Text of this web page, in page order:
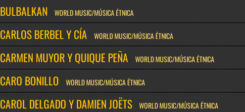
BULBALKAN WORLD MUSIC/MÚSICA ÉTNICA
CARLOS BERBEL Y CÍA WORLD MUSIC/MÚSICA ÉTNICA
CARMEN MUYOR Y QUIQUE PEÑA WORLD MUSIC/MÚSICA ÉTNICA
CARO BONILLO WORLD MUSIC/MÚSICA ÉTNICA
CAROL DELGADO Y DAMIEN JOËTS WORLD MUSIC/MÚSICA ÉTNICA